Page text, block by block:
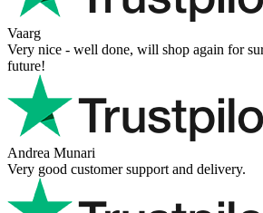
Vaarg
Very nice - well done, will shop again for
future!
Andrea Munari
Very good customer support and delivery.